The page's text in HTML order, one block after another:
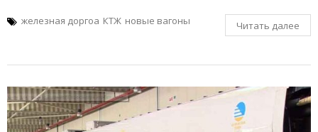
железная доргоа КТЖ новые вагоны Читать далее